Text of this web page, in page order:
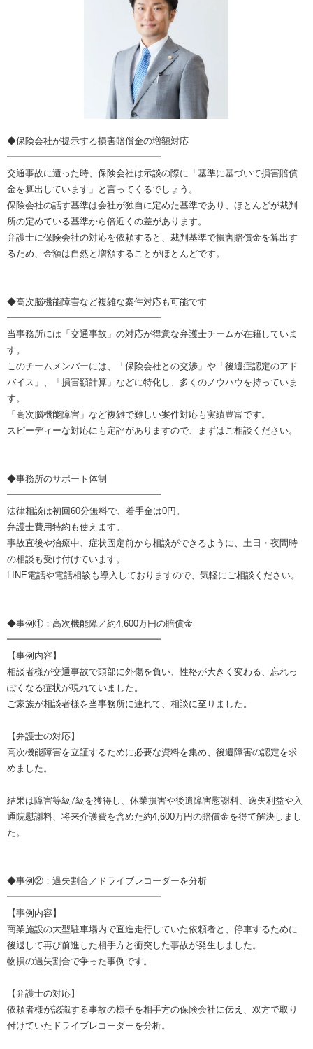
◆保険会社が提示する損害賠償金の増額対応
━━━━━━━━━━━━━━━━━
交通事故に遭った時、保険会社は示談の際に「基準に基づいて損害賠償
金を算出しています」と言ってくるでしょう。
保険会社の話す基準は会社が独自に定めた基準であり、ほとんどが裁判
所の定めている基準から倍近くの差があります。
弁護士に保険会社の対応を依頼すると、裁判基準で損害賠償金を算出す
るため、金額は自然と増額することがほとんどです。
◆高次脳機能障害など複雑な案件対応も可能です
━━━━━━━━━━━━━━━━━
当事務所には「交通事故」の対応が得意な弁護士チームが在籍していま
す。
このチームメンバーには、「保険会社との交渉」や「後遺症認定のアド
バイス」、「損害額計算」などに特化し、多くのノウハウを持っていま
す。
「高次脳機能障害」など複雑で難しい案件対応も実績豊富です。
スピーディーな対応にも定評がありますので、まずはご相談ください。
◆事務所のサポート体制
━━━━━━━━━━━━━━━━━
法律相談は初回60分無料で、着手金は0円。
弁護士費用特約も使えます。
事故直後や治療中、症状固定前から相談ができるように、土日・夜間時
の相談も受け付けています。
LINE電話や電話相談も導入しておりますので、気軽にご相談ください。
◆事例①：高次機能障／約4,600万円の賠償金
━━━━━━━━━━━━━━━━━
【事例内容】
相談者様が交通事故で頭部に外傷を負い、性格が大きく変わる、忘れっ
ぽくなる症状が現れていました。
ご家族が相談者様を当事務所に連れて、相談に至りました。
【弁護士の対応】
高次機能障害を立証するために必要な資料を集め、後遺障害の認定を求
めました。
結果は障害等級7級を獲得し、休業損害や後遺障害慰謝料、逸失利益や入
通院慰謝料、将来介護費を含めた約4,600万円の賠償金を得て解決しまし
た。
◆事例②：過失割合／ドライブレコーダーを分析
━━━━━━━━━━━━━━━━━
【事例内容】
商業施設の大型駐車場内で直進走行していた依頼者と、停車するために
後退して再び前進した相手方と衝突した事故が発生しました。
物損の過失割合で争った事例です。
【弁護士の対応】
依頼者様が認識する事故の様子を相手方の保険会社に伝え、双方で取り
付けていたドライブレコーダーを分析。